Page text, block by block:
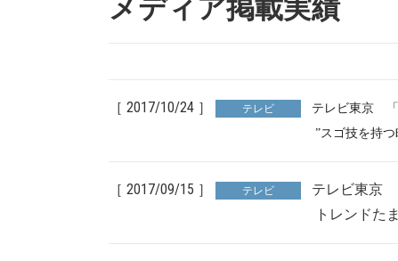
メディア掲載実績
［ 2017/10/24 ］ テレビ
テレビ東京 「
”スゴ技を持つ町工場＠
［ 2017/09/15 ］ テレビ
テレビ東京
トレンドたまごに当